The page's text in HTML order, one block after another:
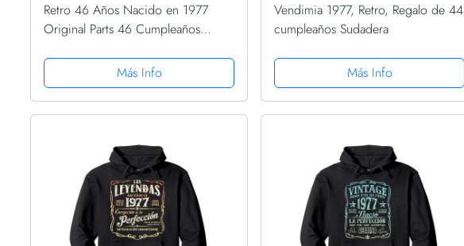
Retro 46 Años Nacido en 1977
Original Parts 46 Cumpleaños
Más Info
Vendimia 1977, Retro, Regalo de 44
cumpleaños Sudadera
Más Info